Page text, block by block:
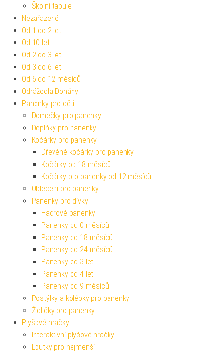
Školní tabule
Nezařazené
Od 1 do 2 let
Od 10 let
Od 2 do 3 let
Od 3 do 6 let
Od 6 do 12 měsíců
Odrážedla Dohány
Panenky pro děti
Domečky pro panenky
Doplňky pro panenky
Kočárky pro panenky
Dřevěné kočárky pro panenky
Kočárky od 18 měsíců
Kočárky pro panenky od 12 měsíců
Oblečení pro panenky
Panenky pro dívky
Hadrové panenky
Panenky od 0 měsíců
Panenky od 18 měsíců
Panenky od 24 měsíců
Panenky od 3 let
Panenky od 4 let
Panenky od 9 měsíců
Postýlky a kolébky pro panenky
Židličky pro panenky
Plyšové hračky
Interaktivní plyšové hračky
Loutky pro nejmenší